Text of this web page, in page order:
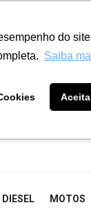
do
Saiba
DIESEL MOTOS